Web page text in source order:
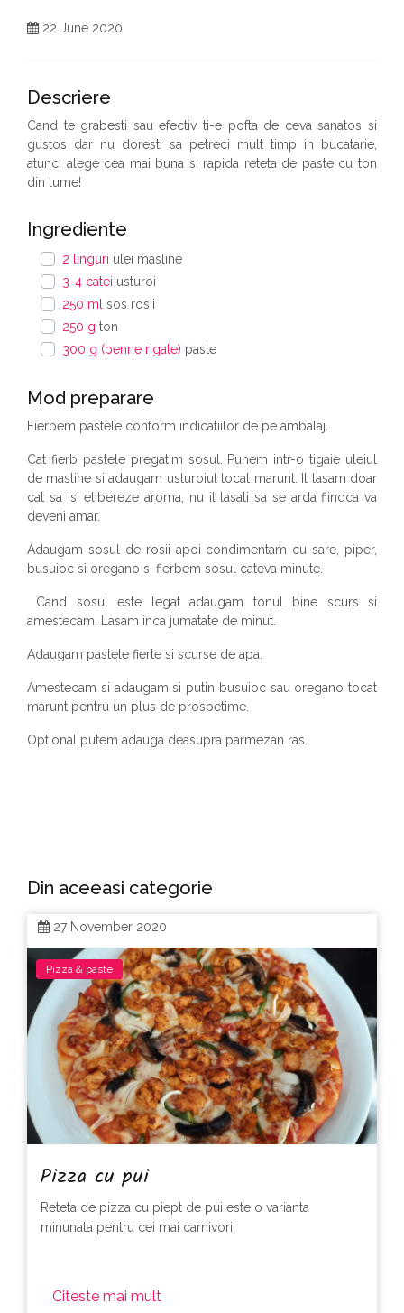
22 June 2020
Descriere
Cand te grabesti sau efectiv ti-e pofta de ceva sanatos si
gustos dar nu doresti sa petreci mult timp in bucatarie,
atunci alege cea mai buna si rapida reteta de paste cu ton
din lume!
Ingrediente
2 linguri ulei masline
3-4 catei usturoi
250 ml sos rosii
250 g ton
300 g (penne rigate) paste
Mod preparare
Fierbem pastele conform indicatiilor de pe ambalaj.
Cat fierb pastele pregatim sosul. Punem intr-o tigaie uleiul
de masline si adaugam usturoiul tocat marunt. Il lasam doar
cat sa isi elibereze aroma, nu il lasati sa se arda fiindca va
deveni amar.
Adaugam sosul de rosii apoi condimentam cu sare, piper,
busuioc si oregano si fierbem sosul cateva minute.
Cand sosul este legat adaugam tonul bine scurs si
amestecam. Lasam inca jumatate de minut.
Adaugam pastele fierte si scurse de apa.
Amestecam si adaugam si putin busuioc sau oregano tocat
marunt pentru un plus de prospetime.
Optional putem adauga deasupra parmezan ras.
Din aceeasi categorie
27 November 2020
Pizza & paste
Pizza cu pui
Reteta de pizza cu piept de pui este o varianta
minunata pentru cei mai carnivori
Citeste mai mult